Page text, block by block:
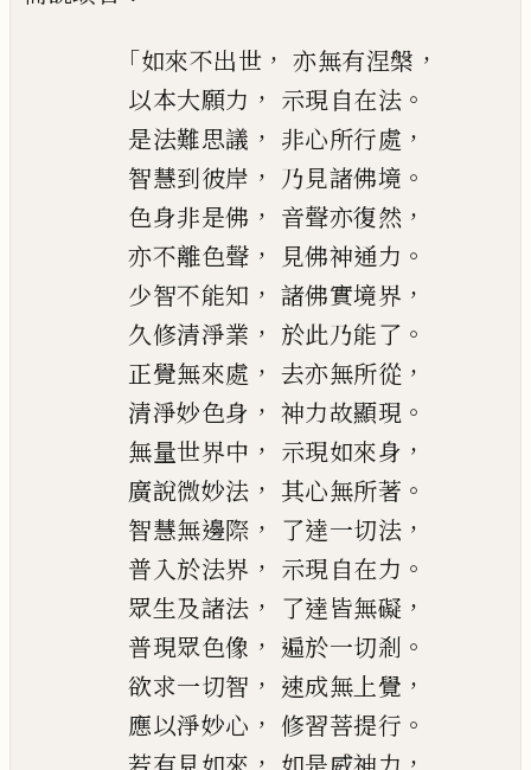
「如來不出世 ， 亦無有涅槃 ，
以本大願力 ， 示現自在法 。
是法難思議 ， 非心所行處 ，
智慧到彼岸 ， 乃見諸佛境 。
色身非是佛 ， 音聲亦復然 ，
亦不離色聲 ， 見佛神通力 。
少智不能知 ， 諸佛實境界 ，
久修清淨業 ， 於此乃能了 。
正覺無來處 ， 去亦無所從 ，
清淨妙色身 ， 神力故顯現 。
無量世界中 ， 示現如來身 ，
廣說微妙法 ， 其心無所著 。
智慧無邊際 ， 了達一切法 ，
普入於法界 ， 示現自在力 。
眾生及諸法 ， 了達皆無礙 ，
普現眾色像 ， 遍於一切剎 。
欲求一切智 ， 速成無上覺 ，
應以淨妙心 ， 修習菩提行 。